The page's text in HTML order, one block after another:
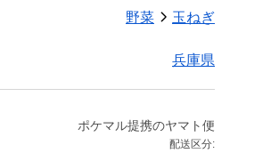
野菜 玉ねぎ
兵庫県
ポケマル提携のヤマト便
配送区分: